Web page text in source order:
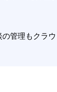
管理もクラ